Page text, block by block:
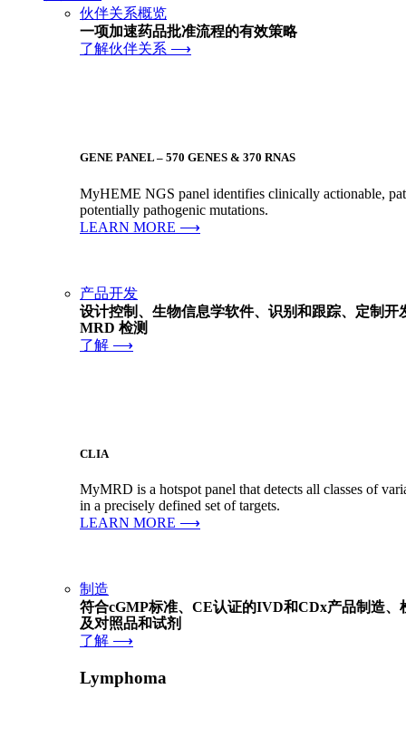
伙伴关系概览
一项加速药品批准流程的有效策略
了解伙伴关系 ⟶
GENE PANEL – 570 GENES & 370 RNAS
MyHEME NGS panel identifies clinically actionable,
potentially pathogenic mutations.
LEARN MORE ⟶
产品开发
设计控制、生物信息学软件、识别和跟踪、定制开
MRD 检测
了解 ⟶
CLIA
MyMRD is a hotspot panel that detects all classes of
in a precisely defined set of targets.
LEARN MORE ⟶
制造
符合cGMP标准、CE认证的IVD和CDx产品制造、
及对照品和试剂
了解 ⟶
Lymphoma